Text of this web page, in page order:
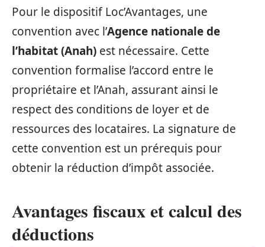
Pour le dispositif Loc’Avantages, une
convention avec l’Agence nationale de
l’habitat (Anah) est nécessaire. Cette
convention formalise l’accord entre le
propriétaire et l’Anah, assurant ainsi le
respect des conditions de loyer et de
ressources des locataires. La signature de
cette convention est un prérequis pour
obtenir la réduction d’impôt associée.
Avantages fiscaux et calcul des
déductions